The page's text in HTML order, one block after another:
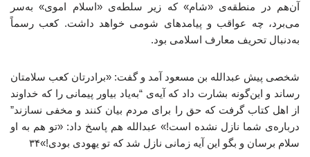
آن‌هم در منطقه‌ی «شام» که زیر سلطه‌ی «اسلام اموی» به‌سر
می‌برد، چه عواقب و پیامدهای شومی خواهد داشت. کعب رسماً
به‌دنبال تحریف معارف اسلامی بود.
شخصی پیش عبدالله بن مسعود آمد و گفت: «برادرتان کعب سلامتان
رساند و این‌گونه بشارت داد که آیه‌ی “به‌یاد بیاور پیمانی را که خداوند
از اهل کتاب گرفت که حق را برای مردم بیان کنند و مخفی نسازند”
درباره‌ی شما نازل نشده است!» عبدالله هم پاسخ داد: «تو هم به او
سلام برسان و بگو این آیه زمانی نازل شد که تو یهودی بودی!»۳۴